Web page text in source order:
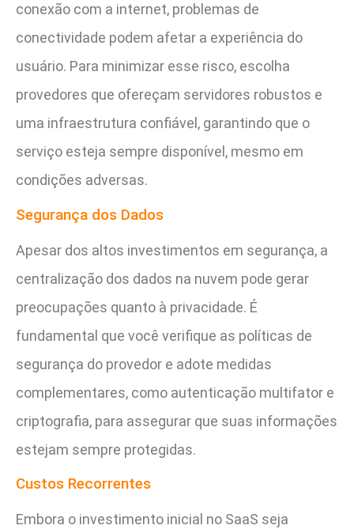
conexão com a internet, problemas de
conectividade podem afetar a experiência do
usuário. Para minimizar esse risco, escolha
provedores que ofereçam servidores robustos e
uma infraestrutura confiável, garantindo que o
serviço esteja sempre disponível, mesmo em
condições adversas.
Segurança dos Dados
Apesar dos altos investimentos em segurança, a
centralização dos dados na nuvem pode gerar
preocupações quanto à privacidade. É
fundamental que você verifique as políticas de
segurança do provedor e adote medidas
complementares, como autenticação multifator e
criptografia, para assegurar que suas informações
estejam sempre protegidas.
Custos Recorrentes
Embora o investimento inicial no SaaS seja